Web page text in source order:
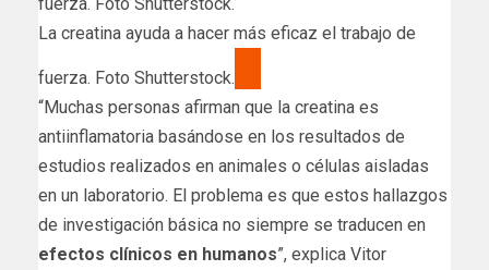
La creatina ayuda a hacer más eficaz el trabajo de
fuerza. Foto Shutterstock.
“Muchas personas afirman que la creatina es
antiinflamatoria basándose en los resultados de
estudios realizados en animales o células aisladas
en un laboratorio. El problema es que estos hallazgos
de investigación básica no siempre se traducen en
efectos clínicos en humanos”, explica Vitor